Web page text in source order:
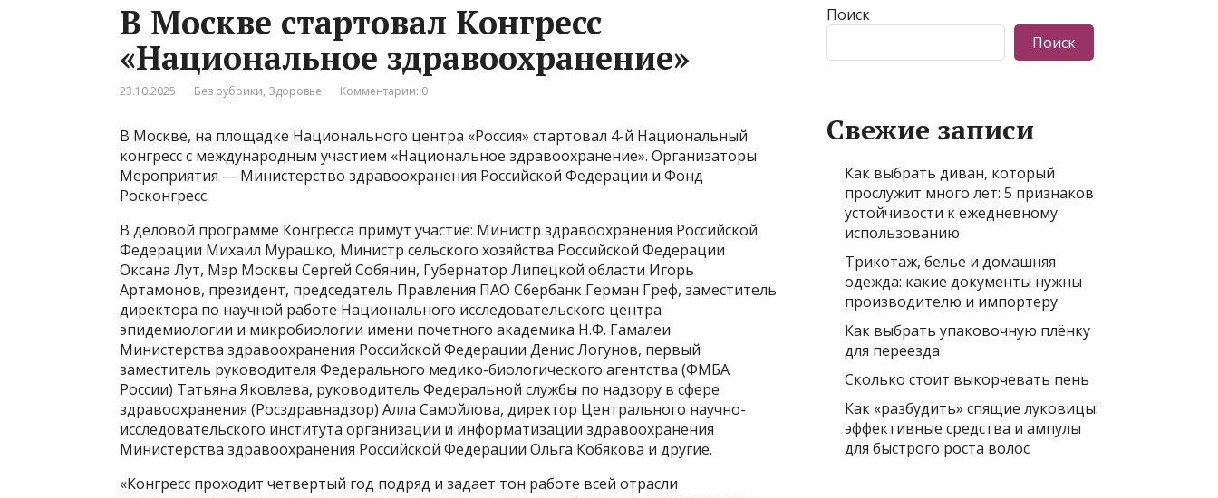
В Москве стартовал Конгресс
«Национальное здравоохранение»
23.10.2025 Без рубрики, Здоровье Комментарии: 0
В Москве, на площадке Национального центра «Россия» стартовал 4-й Национальный
конгресс с международным участием «Национальное здравоохранение». Организаторы
Мероприятия — Министерство здравоохранения Российской Федерации и Фонд
Росконгресс.
В деловой программе Конгресса примут участие: Министр здравоохранения Российской
Федерации Михаил Мурашко, Министр сельского хозяйства Российской Федерации
Оксана Лут, Мэр Москвы Сергей Собянин, Губернатор Липецкой области Игорь
Артамонов, президент, председатель Правления ПАО Сбербанк Герман Греф, заместитель
директора по научной работе Национального исследовательского центра
эпидемиологии и микробиологии имени почетного академика Н.Ф. Гамалеи
Министерства здравоохранения Российской Федерации Денис Логунов, первый
заместитель руководителя Федерального медико-биологического агентства (ФМБА
России) Татьяна Яковлева, руководитель Федеральной службы по надзору в сфере
здравоохранения (Росздравнадзор) Алла Самойлова, директор Центрального научно-
исследовательского института организации и информатизации здравоохранения
Министерства здравоохранения Российской Федерации Ольга Кобякова и другие.
«Конгресс проходит четвертый год подряд и задает тон работе всей отрасли
Поиск
Поиск
Свежие записи
Как выбрать диван, который
прослужит много лет: 5 признаков
устойчивости к ежедневному
использованию
Трикотаж, белье и домашняя
одежда: какие документы нужны
производителю и импортеру
Как выбрать упаковочную плёнку
для переезда
Сколько стоит выкорчевать пень
Как «разбудить» спящие луковицы:
эффективные средства и ампулы
для быстрого роста волос